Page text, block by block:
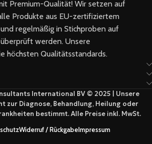
Premium-Qualität! Wir setzen auf
Produkte aus EU-zertifiziertem
regelmäßig in Stichproben auf
werden. Unsere
höchsten Qualitätsstandards.
International BV © 2025 | Unsere
zur Diagnose, Behandlung, Heilung oder
bestimmt. Alle Preise inkl. MwSt.
Widerruf / RückgabeImpressum